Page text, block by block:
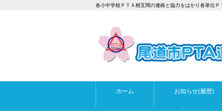
各小中学校ＰＴＡ相互間の連絡と協力をはかり各単位Ｐ
ホーム お知らせ(履歴)